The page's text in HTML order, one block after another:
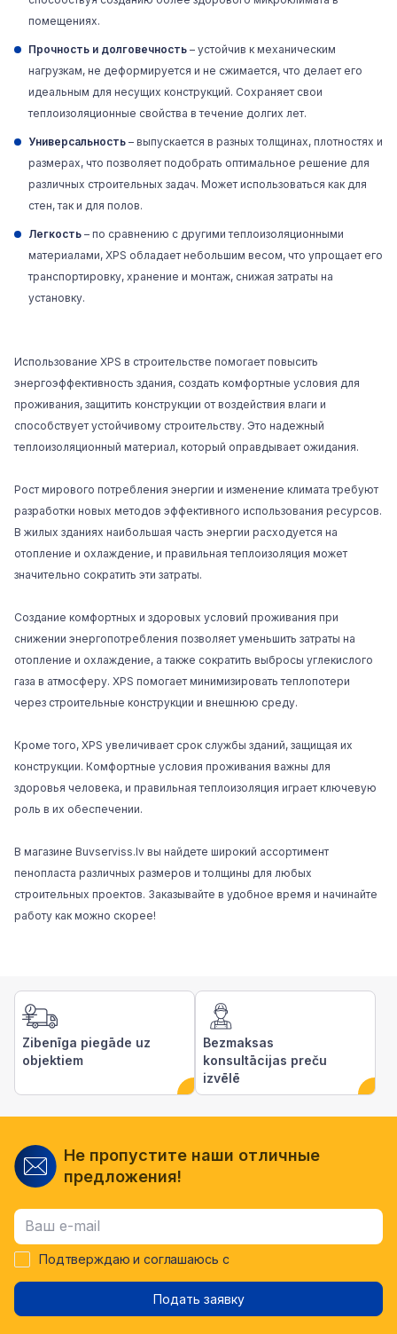
помещениях.
Прочность и долговечность – устойчив к механическим
нагрузкам, не деформируется и не сжимается, что делает его
идеальным для несущих конструкций. Сохраняет свои
теплоизоляционные свойства в течение долгих лет.
Универсальность – выпускается в разных толщинах, плотностях и
размерах, что позволяет подобрать оптимальное решение для
различных строительных задач. Может использоваться как для
стен, так и для полов.
Легкость – по сравнению с другими теплоизоляционными
материалами, XPS обладает небольшим весом, что упрощает его
транспортировку, хранение и монтаж, снижая затраты на
установку.
Использование XPS в строительстве помогает повысить
энергоэффективность здания, создать комфортные условия для
проживания, защитить конструкции от воздействия влаги и
способствует устойчивому строительству. Это надежный
теплоизоляционный материал, который оправдывает ожидания.
Рост мирового потребления энергии и изменение климата требуют
разработки новых методов эффективного использования ресурсов.
В жилых зданиях наибольшая часть энергии расходуется на
отопление и охлаждение, и правильная теплоизоляция может
значительно сократить эти затраты.
Создание комфортных и здоровых условий проживания при
снижении энергопотребления позволяет уменьшить затраты на
отопление и охлаждение, а также сократить выбросы углекислого
газа в атмосферу. XPS помогает минимизировать теплопотери
через строительные конструкции и внешнюю среду.
Кроме того, XPS увеличивает срок службы зданий, защищая их
конструкции. Комфортные условия проживания важны для
здоровья человека, и правильная теплоизоляция играет ключевую
роль в их обеспечении.
В магазине Buvserviss.lv вы найдете широкий ассортимент
пенопласта различных размеров и толщины для любых
строительных проектов. Заказывайте в удобное время и начинайте
работу как можно скорее!
Zibenīga piegāde uz
objektiem
Bezmaksas
konsultācijas preču
izvēlē
Не пропустите наши отличные
предложения!
Подтверждаю и соглашаюсь с
Подать заявку